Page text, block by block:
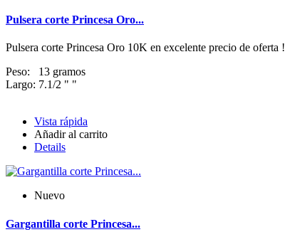
Pulsera corte Princesa Oro...
Pulsera corte Princesa Oro 10K en excelente precio de oferta !
Peso: 13 gramos
Largo: 7.1/2 " "
Vista rápida
Añadir al carrito
Details
Nuevo
Gargantilla corte Princesa...